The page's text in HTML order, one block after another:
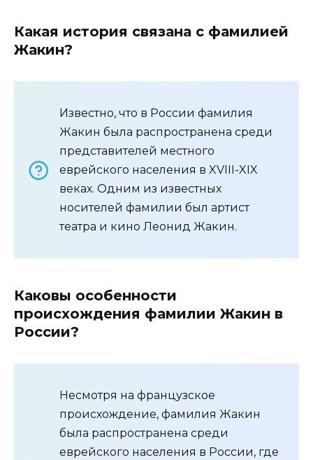
Какая история связана с фамилией
Жакин?
Известно, что в России фамилия
Жакин была распространена среди
представителей местного
еврейского населения в XVIII-XIX
веках. Одним из известных
носителей фамилии был артист
театра и кино Леонид Жакин.
Каковы особенности
происхождения фамилии Жакин в
России?
Несмотря на французское
происхождение, фамилия Жакин
была распространена среди
еврейского населения в России, где